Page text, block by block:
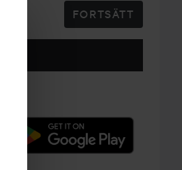
FORTSÄTT